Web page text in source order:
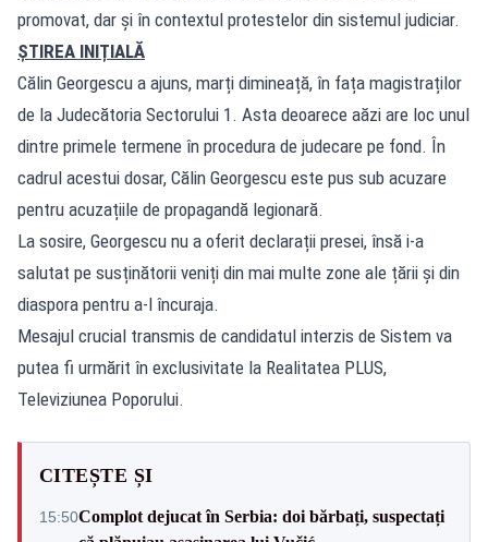
promovat, dar și în contextul protestelor din sistemul judiciar.
ȘTIREA INIȚIALĂ
Călin Georgescu a ajuns, marți dimineață, în fața magistraților
de la Judecătoria Sectorului 1. Asta deoarece aăzi are loc unul
dintre primele termene în procedura de judecare pe fond. În
cadrul acestui dosar, Călin Georgescu este pus sub acuzare
pentru acuzațiile de propagandă legionară.
La sosire, Georgescu nu a oferit declarații presei, însă i-a
salutat pe susținătorii veniți din mai multe zone ale țării și din
diaspora pentru a-l încuraja.
Mesajul crucial transmis de candidatul interzis de Sistem va
putea fi urmărit în exclusivitate la Realitatea PLUS,
Televiziunea Poporului.
CITEȘTE ȘI
15:50Complot dejucat în Serbia: doi bărbați, suspectați